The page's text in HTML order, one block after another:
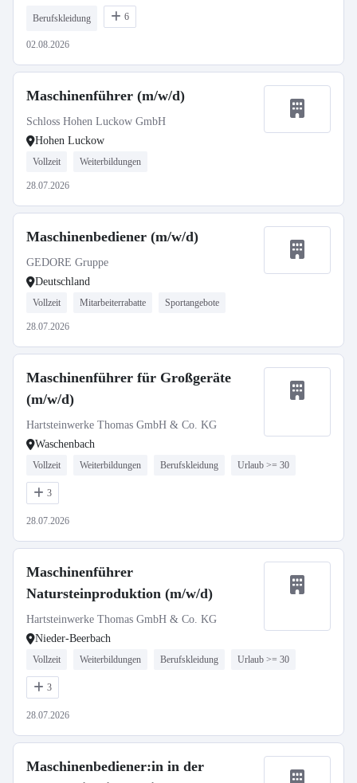
Berufskleidung 6
02.08.2026
Maschinenführer (m/w/d)
Schloss Hohen Luckow GmbH
Hohen Luckow
Vollzeit Weiterbildungen
28.07.2026
Maschinenbediener (m/w/d)
GEDORE Gruppe
Deutschland
Vollzeit Mitarbeiterrabatte Sportangebote
28.07.2026
Maschinenführer für Großgeräte
(m/w/d)
Hartsteinwerke Thomas GmbH & Co. KG
Waschenbach
Vollzeit Weiterbildungen Berufskleidung Urlaub >= 30
3
28.07.2026
Maschinenführer
Natursteinproduktion (m/w/d)
Hartsteinwerke Thomas GmbH & Co. KG
Nieder-Beerbach
Vollzeit Weiterbildungen Berufskleidung Urlaub >= 30
3
28.07.2026
Maschinenbediener:in in der